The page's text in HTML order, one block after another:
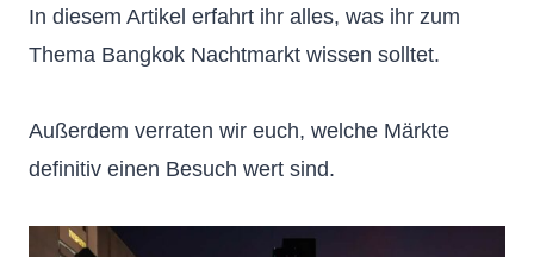
In diesem Artikel erfahrt ihr alles, was ihr zum
Thema Bangkok Nachtmarkt wissen solltet.
Außerdem verraten wir euch, welche Märkte
definitiv einen Besuch wert sind.